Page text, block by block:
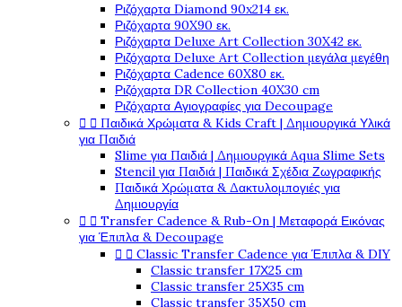
Ριζόχαρτα Diamond 90x214 εκ.
Ριζόχαρτα 90X90 εκ.
Ριζόχαρτα Deluxe Art Collection 30X42 εκ.
Ριζόχαρτα Deluxe Art Collection μεγάλα μεγέθη
Ριζόχαρτα Cadence 60X80 εκ.
Ριζόχαρτα DR Collection 40X30 cm
Ριζόχαρτα Αγιογραφίες για Decoupage
  Παιδικά Χρώματα & Kids Craft | Δημιουργικά Υλικά
για Παιδιά
Slime για Παιδιά | Δημιουργικά Aqua Slime Sets
Stencil για Παιδιά | Παιδικά Σχέδια Ζωγραφικής
Παιδικά Χρώματα & Δακτυλομπογιές για
Δημιουργία
  Transfer Cadence & Rub-On | Μεταφορά Εικόνας
για Έπιπλα & Decoupage
  Classic Transfer Cadence για Έπιπλα & DIY
Classic transfer 17Χ25 cm
Classic transfer 25Χ35 cm
Classic transfer 35Χ50 cm